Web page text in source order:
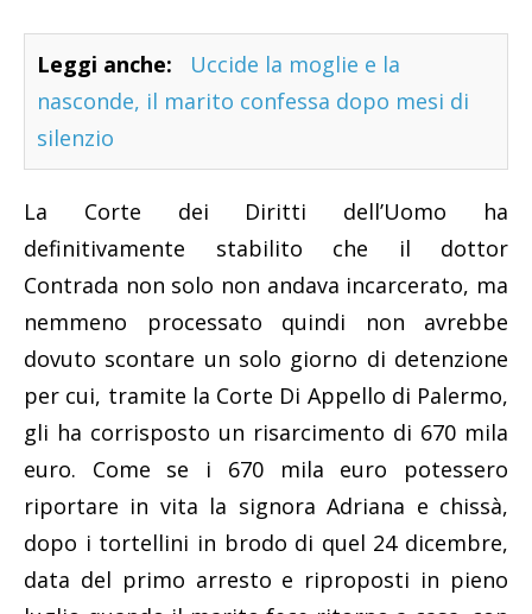
Leggi anche:
Uccide la moglie e la
nasconde, il marito confessa dopo mesi di
silenzio
La Corte dei Diritti dell’Uomo ha
definitivamente stabilito che il dottor
Contrada non solo non andava incarcerato, ma
nemmeno processato quindi non avrebbe
dovuto scontare un solo giorno di detenzione
per cui, tramite la Corte Di Appello di Palermo,
gli ha corrisposto un risarcimento di 670 mila
euro. Come se i 670 mila euro potessero
riportare in vita la signora Adriana e chissà,
dopo i tortellini in brodo di quel 24 dicembre,
data del primo arresto e riproposti in pieno